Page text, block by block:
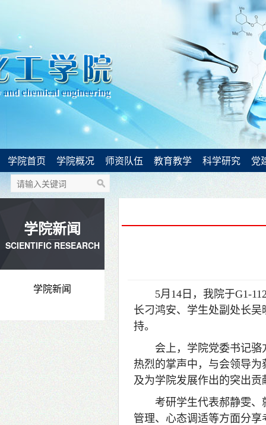
学院首页 学院概况 师资队伍 教育教学 科学研究 党
学院新闻
SCIENTIFIC RESEARCH
学院新闻
5月14日，我院于G1-
长刁鸿安、学生处副处长
持。
会上，学院党委书记
热烈的掌声中，与会领导
及为学院发展作出的突出贡
考研学生代表郝静雯
管理、心态调适等方面分